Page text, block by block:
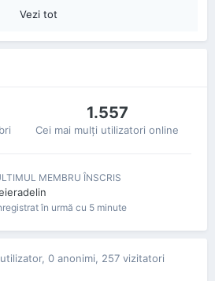
Vezi tot
1.557
Cei mai mulţi utilizatori online
MEMBRU ÎNSCRIS
în urmă cu 5 minute
, 0 anonimi, 257 vizitatori